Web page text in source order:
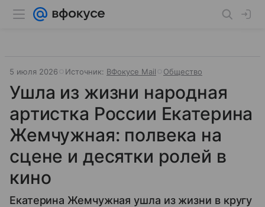
5 июля 2026 Источник: ВФокусе Mail Общество
Ушла из жизни народная
артистка России Екатерина
Жемчужная: полвека на
сцене и десятки ролей в
кино
Екатерина Жемчужная ушла из жизни в кругу